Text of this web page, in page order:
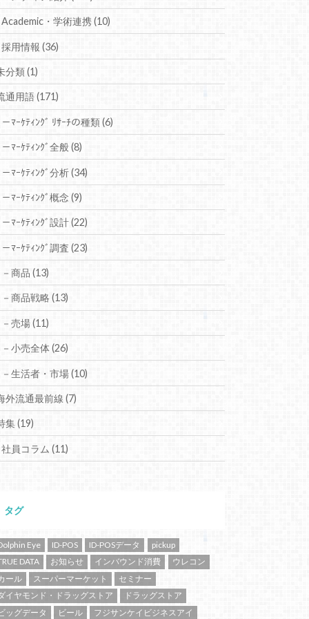
Academic・学術連携(10)
採用情報 (36)
分類(1)
通用語(171)
－ﾏｰｹﾃｨﾝｸﾞ ﾘｻｰﾁの種類(6)
－ﾏｰｹﾃｨﾝｸﾞ全般(8)
－ﾏｰｹﾃｨﾝｸﾞ分析(34)
－ﾏｰｹﾃｨﾝｸﾞ概念 (9)
－ﾏｰｹﾃｨﾝｸﾞ設計(22)
－ﾏｰｹﾃｨﾝｸﾞ調査 (23)
－商品 (13)
－商品戦略 (13)
－売場(11)
－小売全体(26)
－生活者・市場(10)
外流通最前線(7)
集(19)
社員コラム (11)
タグ
Eye ID-POS ID-POSデータ
pickup
DATA
お知らせ インバウンド消費
ウレコン
ール
スーパーマーケット
セミナー
イヤモンド・ドラッグストア
ドラッグストア
ッグデータ
ビール フジサンケイビジネスアイ